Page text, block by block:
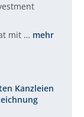
mit … mehr
Kanzleien